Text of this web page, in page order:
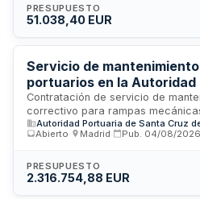
del vehículo, con posibilidad de
meses adicionales. El plazo
PRESUPUESTO
51.038,40 EUR
Servicio de
portuarios en la
Cruz de Tenerife
Contratación de servicio de
correctivo para rampas
embarcaciones, grupos
instalaciones portuarias de la
limpieza y conservación rutinaria,
extraordinarias autorizadas. El
Autoridad Portuaria de Santa Cruz
Abierto
Madrid Pub. 04/08/2026
PRESUPUESTO
2.316.754,88 EUR